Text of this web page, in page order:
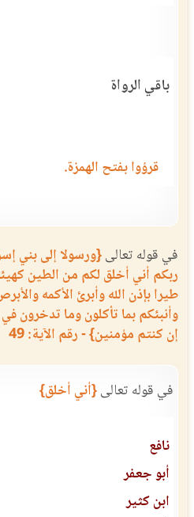
باقي الرواة
قرؤوا بفتح الهمزة.
في قوله تعالى{ورسولا إلى بني
ربكم أني أخلق لكم من الطين
طيرا بإذن الله وأبرئ الأكمه
وأنبئكم بما تأكلون وما تدخرون
إن كنتم مؤمنين} - رقم الآية: 49
في قوله تعالى{أني أخلق}
نافع
أبو جعفر
ابن كثير